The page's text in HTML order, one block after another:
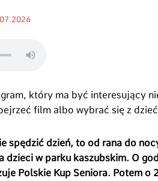
który ma być interesujący
film albo wybrać się z
spędzić dzień, to od rana do
dzieci w parku kaszubskim. O
Polskie Kup Seniora. Potem o